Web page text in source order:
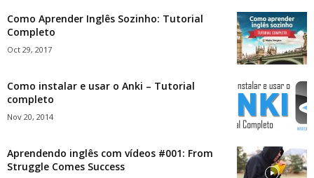
Como Aprender Inglês Sozinho: Tutorial
Completo
Oct 29, 2017
Como instalar e usar o Anki – Tutorial
completo
Nov 20, 2014
Aprendendo inglês com vídeos #001: From
Struggle Comes Success